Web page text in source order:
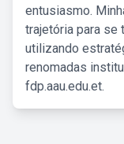
entusiasmo.
trajetória para se
utilizando
renomadas
fdp.aau.edu.et.